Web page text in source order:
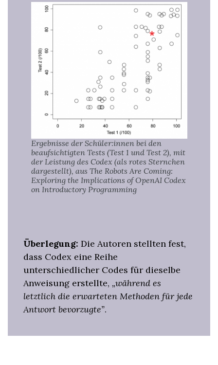
Ergebnisse der Schüler:innen bei den
beaufsichtigten Tests (Test 1 und Test 2), mit
der Leistung des Codex (als rotes Sternchen
dargestellt), aus The Robots Are Coming:
Exploring the Implications of OpenAI Codex
on Introductory Programming
Überlegung: Die Autoren stellten fest,
dass Codex eine Reihe
unterschiedlicher Codes für dieselbe
Anweisung erstellte, „während es
letztlich die erwarteten Methoden für jede
Antwort bevorzugte”.